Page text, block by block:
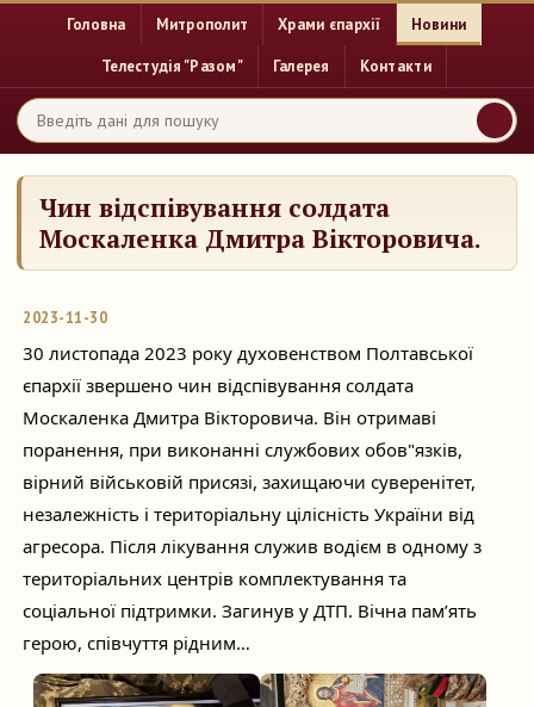
Головна Митрополит Храми єпархії Новини
Телестудія "Разом" Галерея Контакти
Чин відспівування солдата
Москаленка Дмитра Вікторовича.
2023-11-30
30 листопада 2023 року духовенством Полтавської
єпархії звершено чин відспівування солдата
Москаленка Дмитра Вікторовича. Він отримаві
поранення, при виконанні службових обов"язків,
вірний військовій присязі, захищаючи суверенітет,
незалежність і територіальну цілісність України від
агресора. Після лікування служив водієм в одному з
територіальних центрів комплектування та
соціальної підтримки. Загинув у ДТП. Вічна пам’ять
герою, співчуття рідним…